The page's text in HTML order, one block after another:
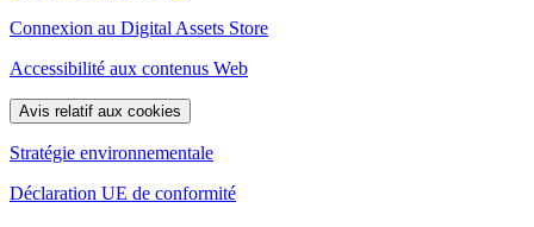
Connexion au Digital Assets Store
Accessibilité aux contenus Web
Avis relatif aux cookies
Stratégie environnementale
Déclaration UE de conformité